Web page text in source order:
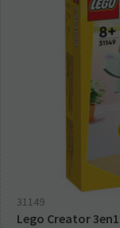
31149
Lego Creator